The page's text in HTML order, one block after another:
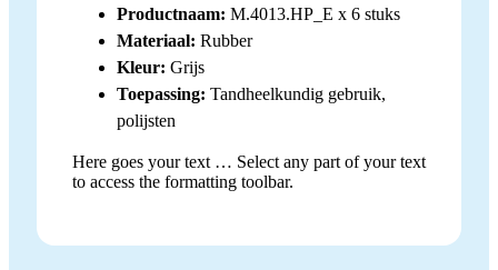
Productnaam: M.4013.HP_E x 6 stuks
Materiaal: Rubber
Kleur: Grijs
Toepassing: Tandheelkundig gebruik,
polijsten
Here goes your text … Select any part of your text
to access the formatting toolbar.